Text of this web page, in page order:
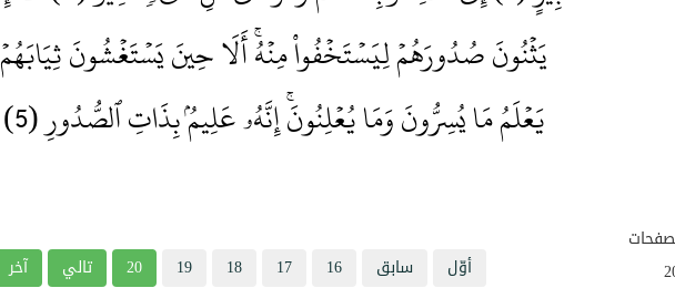
يَثۡنُونَ صُدُورَهُمۡ لِيَسۡتَخۡفُواْ مِنۡهُۚ أَلَا حِينَ يَسۡتَغۡشُونَ ثِيَابَهُمۡ
يَعۡلَمُ مَا يُسِرُّونَ وَمَا يُعۡلِنُونَۚ إِنَّهُۥ عَلِيمُۢ بِذَاتِ ٱلصُّدُورِ (5)
أوّل
سابق 16
17
18
19
20 تالي آخر